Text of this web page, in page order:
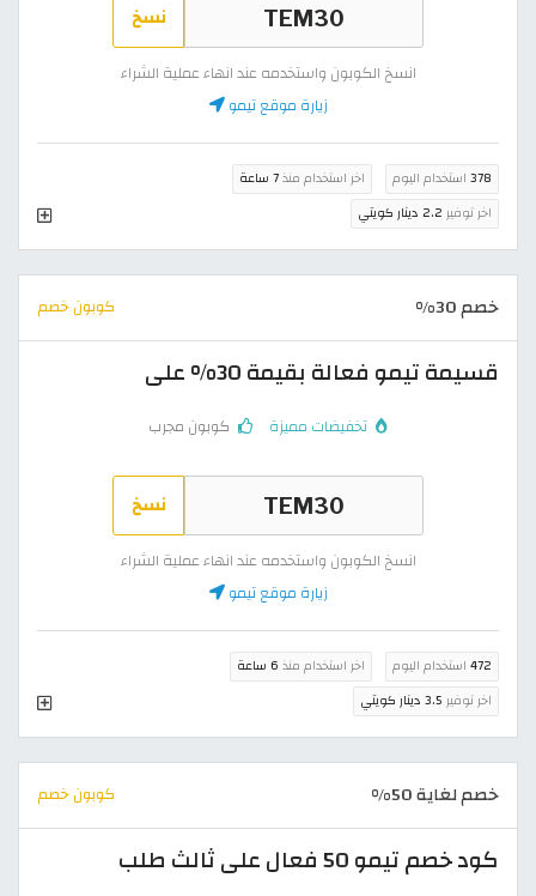
نسخ
انسخ الكوبون واستخدمه عند انهاء عملية الشراء
زيارة موقع تيمو
378 استخدام اليوم اخر استخدام منذ7 ساعة
اخر توفير 2.2 دينار كويتي
خصم 30% كوبون خصم
قسيمة تيمو فعالة بقيمة 30% على
تخفيضات مميزة كوبون مجرب
نسخ
انسخ الكوبون واستخدمه عند انهاء عملية الشراء
زيارة موقع تيمو
472 استخدام اليوم اخر استخدام منذ 6 ساعة
اخر توفير 3.5 دينار كويتي
خصم لغاية 50% كوبون خصم
كود خصم تيمو 50 فعال على ثالث طلب